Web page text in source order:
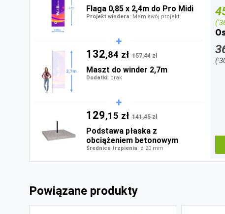
Flaga 0,85 x 2,4m do Pro Midi
Projekt windera: Mam swój projekt
132,84 zł 157,44 zł
Maszt do winder 2,7m
Dodatki: brak
129,15 zł 141,45 zł
Podstawa płaska z
obciążeniem betonowym
Średnica trzpienia: ø 20 mm
Powiązane produkty